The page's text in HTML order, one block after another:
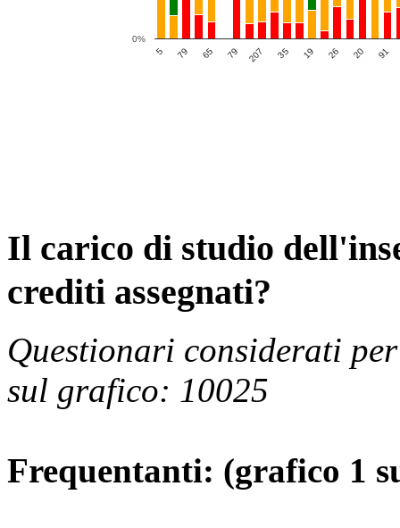
5 79 65 79 207 35 19 26 20 91
0%
Il carico di studio
crediti assegnati?
Questionari considerati
sul grafico: 10025
Frequentanti: (grafico 1